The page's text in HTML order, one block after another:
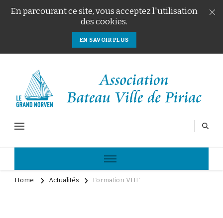
En parcourant ce site, vous acceptez l'utilisation
des cookies.
EN SAVOIR PLUS
Le Grand Norven
Home Actualités Formation VHF